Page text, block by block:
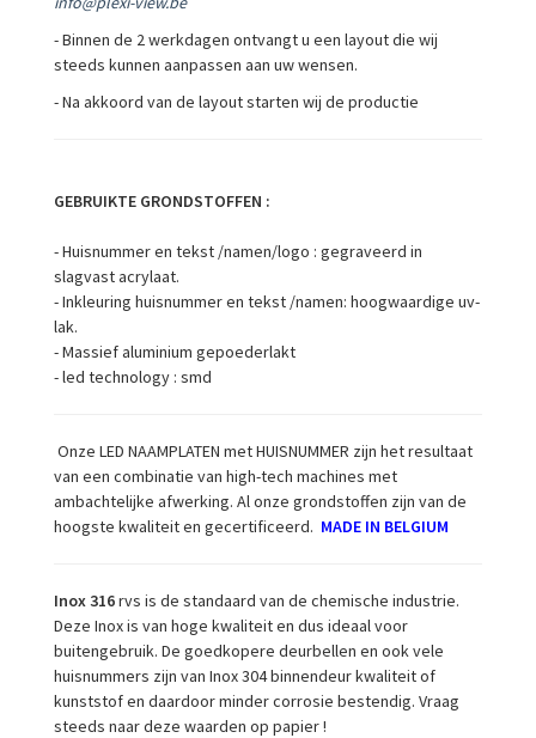
- Binnen de 2 werkdagen ontvangt u een layout die wij
steeds kunnen aanpassen aan uw wensen.
- Na akkoord van de layout starten wij de productie
GEBRUIKTE GRONDSTOFFEN :
- Huisnummer en tekst /namen/logo : gegraveerd in
slagvast acrylaat.
- Inkleuring huisnummer en tekst /namen: hoogwaardige uv-
lak.
- Massief aluminium gepoederlakt
- led technology : smd
Onze LED NAAMPLATEN met HUISNUMMER zijn het resultaat
van een combinatie van high-tech machines met
ambachtelijke afwerking. Al onze grondstoffen zijn van de
hoogste kwaliteit en gecertificeerd. MADE IN BELGIUM
Inox 316rvs is de standaard van de chemische industrie.
Deze Inox is van hoge kwaliteit en dus ideaal voor
buitengebruik. De goedkopere deurbellen en ook vele
huisnummers zijn van Inox 304 binnendeur kwaliteit of
kunststof en daardoor minder corrosie bestendig. Vraag
steeds naar deze waarden op papier !